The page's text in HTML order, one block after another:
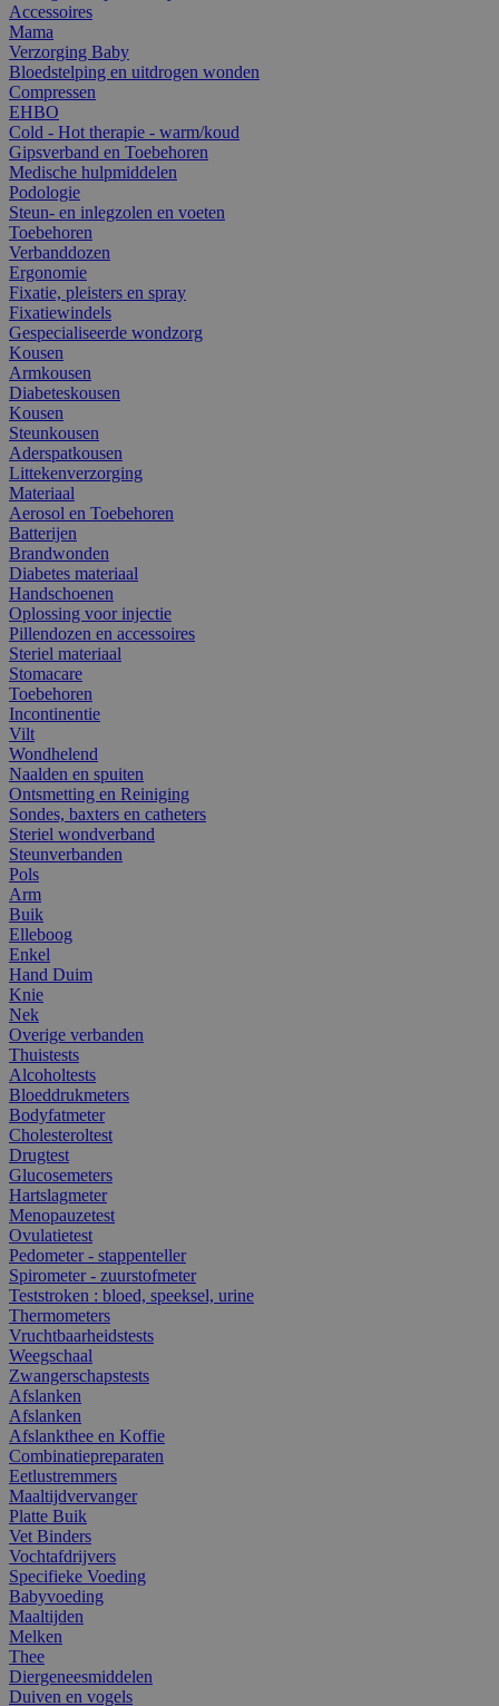
Accessoires
Mama
Verzorging Baby
Bloedstelping en uitdrogen wonden
Compressen
EHBO
Cold - Hot therapie - warm/koud
Gipsverband en Toebehoren
Medische hulpmiddelen
Podologie
Steun- en inlegzolen en voeten
Toebehoren
Verbanddozen
Ergonomie
Fixatie, pleisters en spray
Fixatiewindels
Gespecialiseerde wondzorg
Kousen
Armkousen
Diabeteskousen
Kousen
Steunkousen
Aderspatkousen
Littekenverzorging
Materiaal
Aerosol en Toebehoren
Batterijen
Brandwonden
Diabetes materiaal
Handschoenen
Oplossing voor injectie
Pillendozen en accessoires
Steriel materiaal
Stomacare
Toebehoren
Incontinentie
Vilt
Wondhelend
Naalden en spuiten
Ontsmetting en Reiniging
Sondes, baxters en catheters
Steriel wondverband
Steunverbanden
Pols
Arm
Buik
Elleboog
Enkel
Hand Duim
Knie
Nek
Overige verbanden
Thuistests
Alcoholtests
Bloeddrukmeters
Bodyfatmeter
Cholesteroltest
Drugtest
Glucosemeters
Hartslagmeter
Menopauzetest
Ovulatietest
Pedometer - stappenteller
Spirometer - zuurstofmeter
Teststroken : bloed, speeksel, urine
Thermometers
Vruchtbaarheidstests
Weegschaal
Zwangerschapstests
Afslanken
Afslanken
Afslankthee en Koffie
Combinatiepreparaten
Eetlustremmers
Maaltijdvervanger
Platte Buik
Vet Binders
Vochtafdrijvers
Specifieke Voeding
Babyvoeding
Maaltijden
Melken
Thee
Diergeneesmiddelen
Duiven en vogels